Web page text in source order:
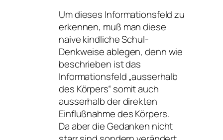
Um dieses Informationsfeld zu
erkennen, muß man diese
naive kindliche Schul-
Denkweise ablegen, denn wie
beschrieben ist das
Informationsfeld „ausserhalb
des Körpers“ somit auch
ausserhalb der direkten
Einflußnahme des Körpers.
Da aber die Gedanken nicht